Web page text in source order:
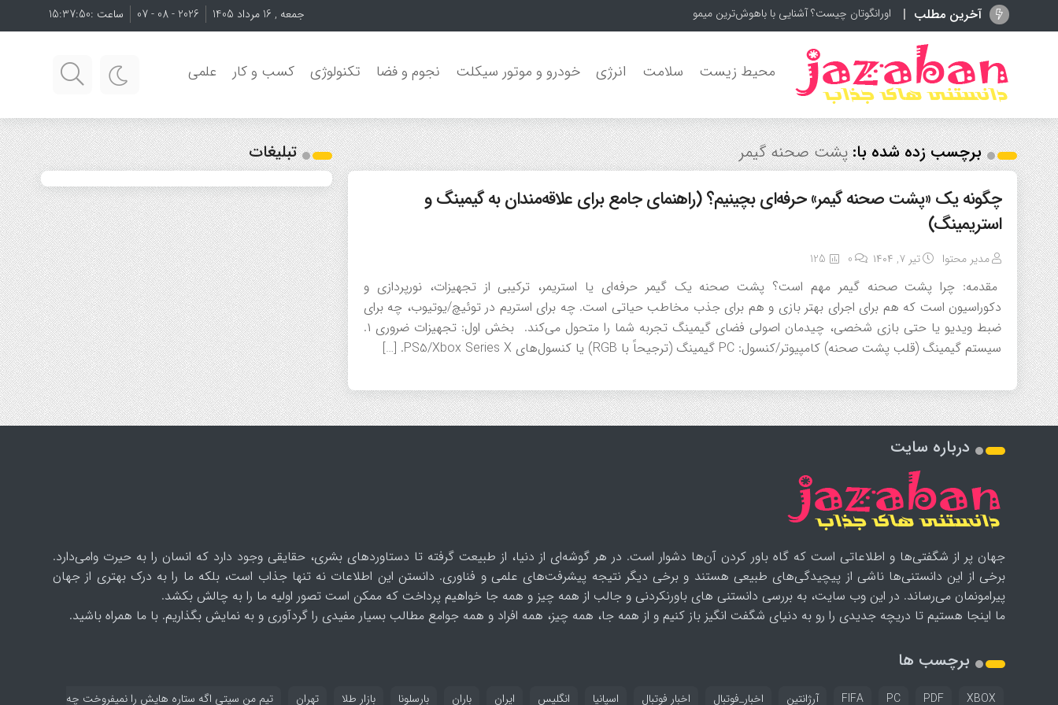
آخرین مطلب اورانگوتان چیست؟ آشنایی با باهوش‌ترین میمون جنگل‌ جمعه , 16 مرداد 1405 2026 - 08 - 07 ساعت :15:37:50
محیط زیست سلامت انرژی خودرو و موتور سیکلت نجوم و فضا تکنولوژی کسب و کار علمی
برچسب زده شده با:پشت صحنه گیمر
چگونه یک «پشت صحنه گیمر» حرفه‌ای بچینیم؟ (راهنمای جامع برای علاقه‌مندان به گیمینگ و
استریمینگ)
مدیر محتوا تیر ۷, ۱۴۰۴ 0
125
مقدمه: چرا پشت صحنه گیمر مهم است؟ پشت صحنه یک گیمر حرفه‌ای یا استریمر، ترکیبی از تجهیزات، نورپردازی و
دکوراسیون است که هم برای اجرای بهتر بازی و هم برای جذب مخاطب حیاتی است. چه برای استریم در توئیچ/یوتیوب، چه برای
ضبط ویدیو یا حتی بازی شخصی، چیدمان اصولی فضای گیمینگ تجربه شما را متحول می‌کند. بخش اول: تجهیزات ضروری ۱.
سیستم گیمینگ (قلب پشت صحنه) کامپیوتر/کنسول: PC گیمینگ (ترجیحاً با RGB) یا کنسول‌های PS5/Xbox Series X. […]
تبلیغات
درباره سایت
جهان پر از شگفتی‌ها و اطلاعاتی است که گاه باور کردن آن‌ها دشوار است. در هر گوشه‌ای از دنیا، از طبیعت گرفته تا دستاوردهای بشری، حقایقی وجود دارد که انسان را به حیرت وامی‌دارد.
برخی از این دانستنی‌ها ناشی از پیچیدگی‌های طبیعی هستند و برخی دیگر نتیجه پیشرفت‌های علمی و فناوری. دانستن این اطلاعات نه تنها جذاب است، بلکه ما را به درک بهتری از جهان
پیرامونمان می‌رساند. در این وب سایت، به بررسی دانستنی های باورنکردنی و جالب از همه چیز و همه جا خواهیم پرداخت که ممکن است تصور اولیه ما را به چالش بکشد.
ما اینجا هستیم تا دریچه جدیدی را رو به دنیای شگفت انگیز باز کنیم و از همه جا، همه چیز، همه افراد و همه جوامع مطالب بسیار مفیدی را گردآوری و به نمایش بگذاریم. با ما همراه باشید.
برچسب ها
FIFA PC PDF XBOX آرژانتین اخبار_فوتبال اخبار فوتبال اسپانیا انگلیس ایران باران بارسلونا بازار طلا تهران تیم من سیتی اگه ستاره هایش را نمیفروخت چه